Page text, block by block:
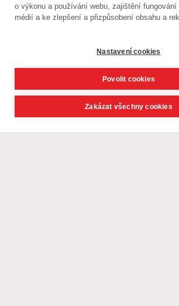
o výkonu a používání webu, zajištění
médií a ke zlepšení a přizpůsobení obsahu a
Nastavení cookies
Povolit cookies
Zakázat všechny cookies